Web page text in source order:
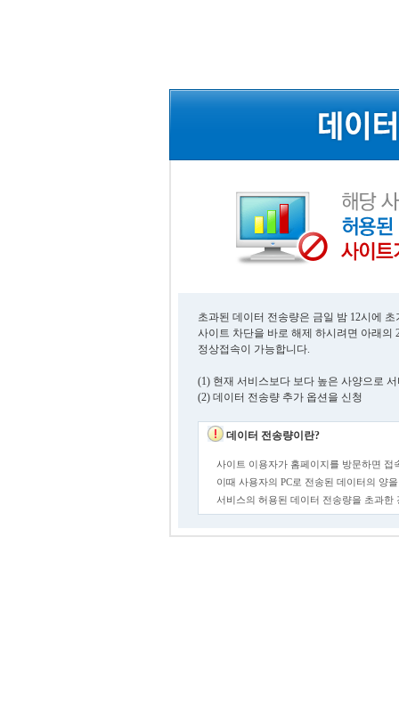
초과된 데이터 전송량은 금일 밤 12시에
사이트 차단을 바로 해제 하시려면 아래의
정상접속이 가능합니다.
(1) 현재 서비스보다 보다 높은 사양으로
(2) 데이터 전송량 추가 옵션을 신청
데이터 전송량이란?
사이트 이용자가 홈페이지를 방문하면 접
이때 사용자의 PC로 전송된 데이터의 양
서비스의 허용된 데이터 전송량을 초과